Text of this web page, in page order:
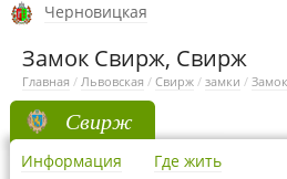
Черновицкая
Замок Свирж, Свирж
Главная / Львовская / Свирж / замки /
Свирж
Информация Где жить